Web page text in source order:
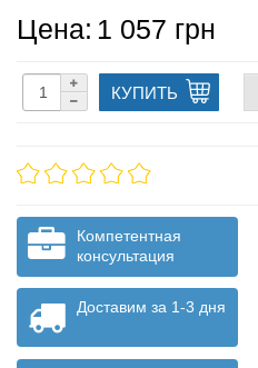
Цена: 1 057 грн
КУПИТЬ
Компетентная
консультация
Доставим за 1-3 дня